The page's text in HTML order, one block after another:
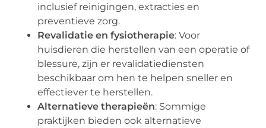
inclusief reinigingen, extracties en
preventieve zorg.
Revalidatie en fysiotherapie: Voor
huisdieren die herstellen van een operatie of
blessure, zijn er revalidatiediensten
beschikbaar om hen te helpen sneller en
effectiever te herstellen.
Alternatieve therapieën: Sommige
praktijken bieden ook alternatieve